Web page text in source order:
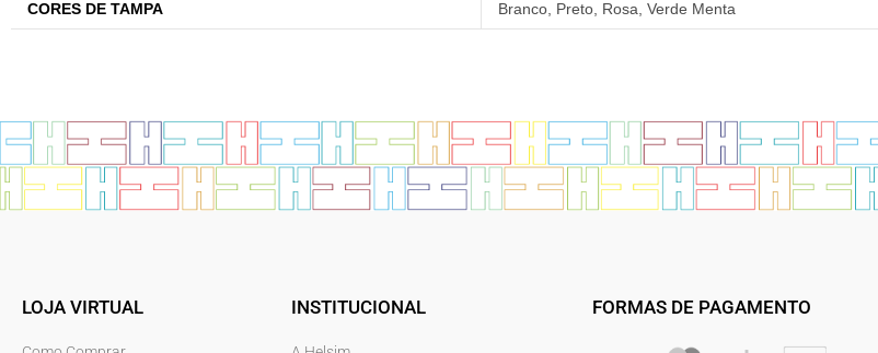
CORES DE TAMPA Branco, Preto, Rosa, Verde Menta
LOJA VIRTUAL INSTITUCIONAL FORMAS DE PAGAMENTO